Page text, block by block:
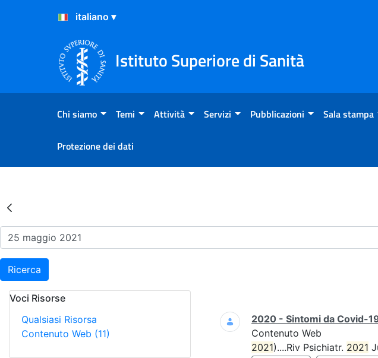
Salta al Contenuto
Salta al Footer
Istituto Superiore di Sanità
Chi siamo Temi Attività Servizi Pubblicazioni Sala stampa
Protezione dei dati
Risultati della Ricerca - Eventi
Ricerca
Voci Risorse
Qualsiasi Risorsa
Contenuto Web (11)
Ricerca
2020 - Sintomi da Covid-
Contenuto Web
2021)....Riv Psichiatr. 2021